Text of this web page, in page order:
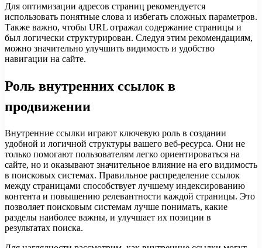
Для оптимизации адресов страниц рекомендуется
использовать понятные слова и избегать сложных параметров.
Также важно, чтобы URL отражал содержание страницы и
был логически структурирован. Следуя этим рекомендациям,
можно значительно улучшить видимость и удобство
навигации на сайте.
Роль внутренних ссылок в
продвижении
Внутренние ссылки играют ключевую роль в создании
удобной и логичной структуры вашего веб-ресурса. Они не
только помогают пользователям легко ориентироваться на
сайте, но и оказывают значительное влияние на его видимость
в поисковых системах. Правильное распределение ссылок
между страницами способствует лучшему индексированию
контента и повышению релевантности каждой страницы. Это
позволяет поисковым системам лучше понимать, какие
разделы наиболее важны, и улучшает их позиции в
результатах поиска.